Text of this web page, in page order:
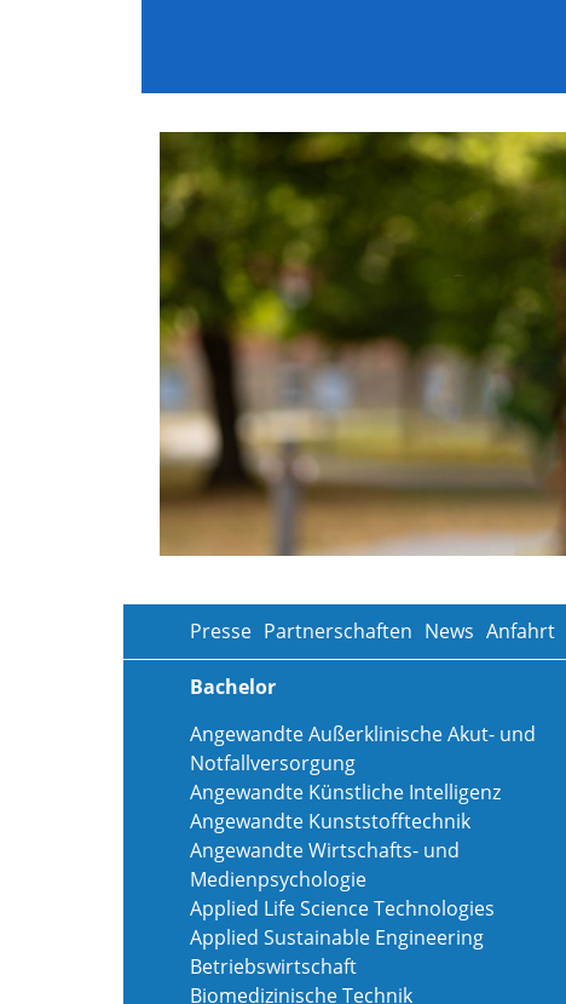
Presse Partnerschaften News Anfahrt
Bachelor
Angewandte Außerklinische Akut- und
Notfallversorgung
Angewandte Künstliche Intelligenz
Angewandte Kunststofftechnik
Angewandte Wirtschafts- und
Medienpsychologie
Applied Life Science Technologies
Applied Sustainable Engineering
Betriebswirtschaft
Biomedizinische Technik